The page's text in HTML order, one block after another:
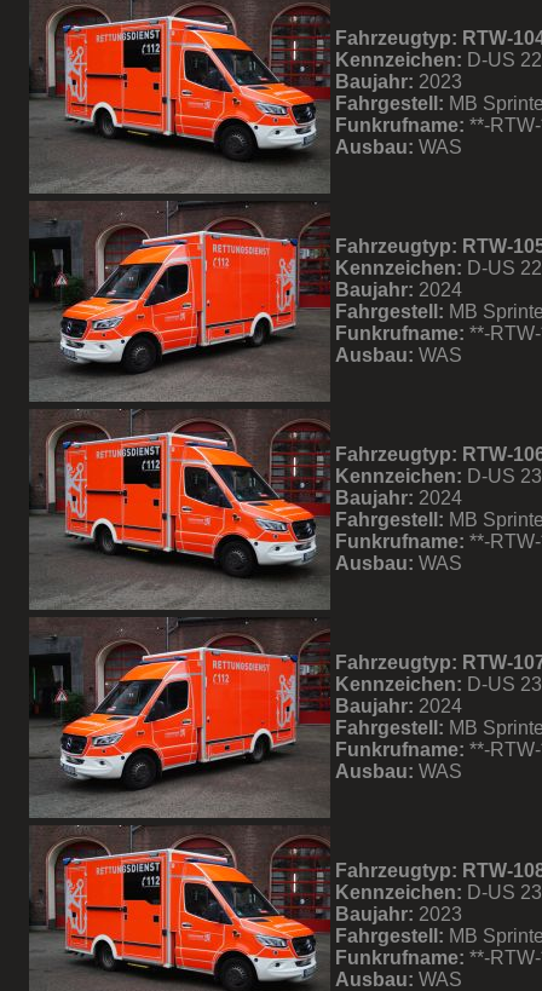
Fahrzeugtyp: RTW-
Kennzeichen: D-US
Baujahr: 2023
Fahrgestell: MB
Funkrufname: **-
Ausbau: WAS
Fahrzeugtyp: RTW-
Kennzeichen: D-US
Baujahr: 2024
Fahrgestell: MB
Funkrufname: **-
Ausbau: WAS
Fahrzeugtyp: RTW-
Kennzeichen: D-US
Baujahr: 2024
Fahrgestell: MB
Funkrufname: **-
Ausbau: WAS
Fahrzeugtyp: RTW-
Kennzeichen: D-US
Baujahr: 2024
Fahrgestell: MB
Funkrufname: **-
Ausbau: WAS
Fahrzeugtyp: RTW-
Kennzeichen: D-US
Baujahr: 2023
Fahrgestell: MB
Funkrufname: **-
Ausbau: WAS